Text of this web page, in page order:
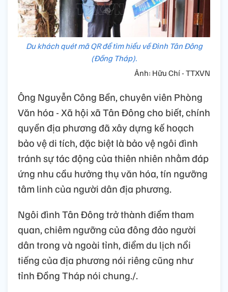
Du khách quét mã QR để tìm hiểu về Đình Tân Đông
(Đồng Tháp).
Ảnh: Hữu Chí - TTXVN
Ông Nguyễn Công Bền, chuyên viên Phòng
Văn hóa - Xã hội xã Tân Đông cho biết, chính
quyền địa phương đã xây dựng kế hoạch
bảo vệ di tích, đặc biệt là bảo vệ ngôi đình
tránh sự tác động của thiên nhiên nhằm đáp
ứng nhu cầu hưởng thụ văn hóa, tín ngưỡng
tâm linh của người dân địa phương.
Ngôi đình Tân Đông trở thành điểm tham
quan, chiêm ngưỡng của đông đảo người
dân trong và ngoài tỉnh, điểm du lịch nổi
tiếng của địa phương nói riêng cũng như
tỉnh Đồng Tháp nói chung./.